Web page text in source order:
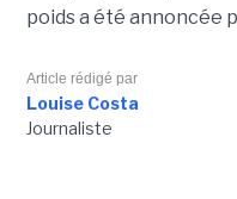
poids a été annoncée
Article rédigé par
Louise Costa
Journaliste